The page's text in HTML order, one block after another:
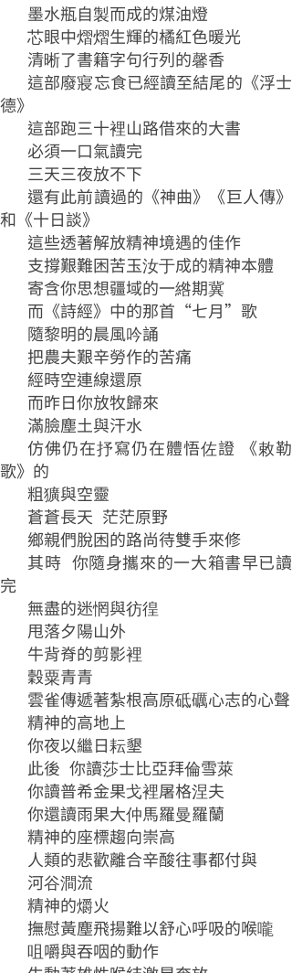
墨水瓶自製而成的煤油燈
芯眼中熠熠生輝的橘紅色暖光
清晰了書籍字句行列的馨香
這部廢寢忘食已經讀至結尾的《浮士
德》
這部跑三十裡山路借來的大書
必須一口氣讀完
三天三夜放不下
還有此前讀過的《神曲》《巨人傳》
和《十日談》
這些透著解放精神境遇的佳作
支撐艱難困苦玉汝于成的精神本體
寄含你思想疆域的一綹期冀
而《詩經》中的那首“七月”歌
隨黎明的晨風吟誦
把農夫艱辛勞作的苦痛
經時空連線還原
而昨日你放牧歸來
滿臉塵土與汗水
仿佛仍在抒寫仍在體悟佐證 《敕勒
歌》的
粗獷與空靈
蒼蒼長天 茫茫原野
鄉親們脫困的路尚待雙手來修
其時 你隨身攜來的一大箱書早已讀
完
無盡的迷惘與彷徨
甩落夕陽山外
牛背脊的剪影裡
穀粟青青
雲雀傳遞著紮根高原砥礪心志的心聲
精神的高地上
你夜以繼日耘墾
此後 你讀莎士比亞拜倫雪萊
你讀普希金果戈裡屠格涅夫
你還讀雨果大仲馬羅曼羅蘭
精神的座標趨向崇高
人類的悲歡離合辛酸往事都付與
河谷澗流
精神的爝火
撫慰黃塵飛揚難以舒心呼吸的喉嚨
咀嚼與吞咽的動作